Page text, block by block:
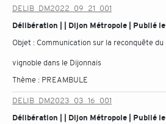
DELIB_DM2022_09_21_001
Délibération | | Dijon Métropole | Publié le
Objet : Communication sur la reconquête du
vignoble dans le Dijonnais
Thème : PREAMBULE
DELIB_DM2023_03_16_001
Délibération | | Dijon Métropole | Publié le